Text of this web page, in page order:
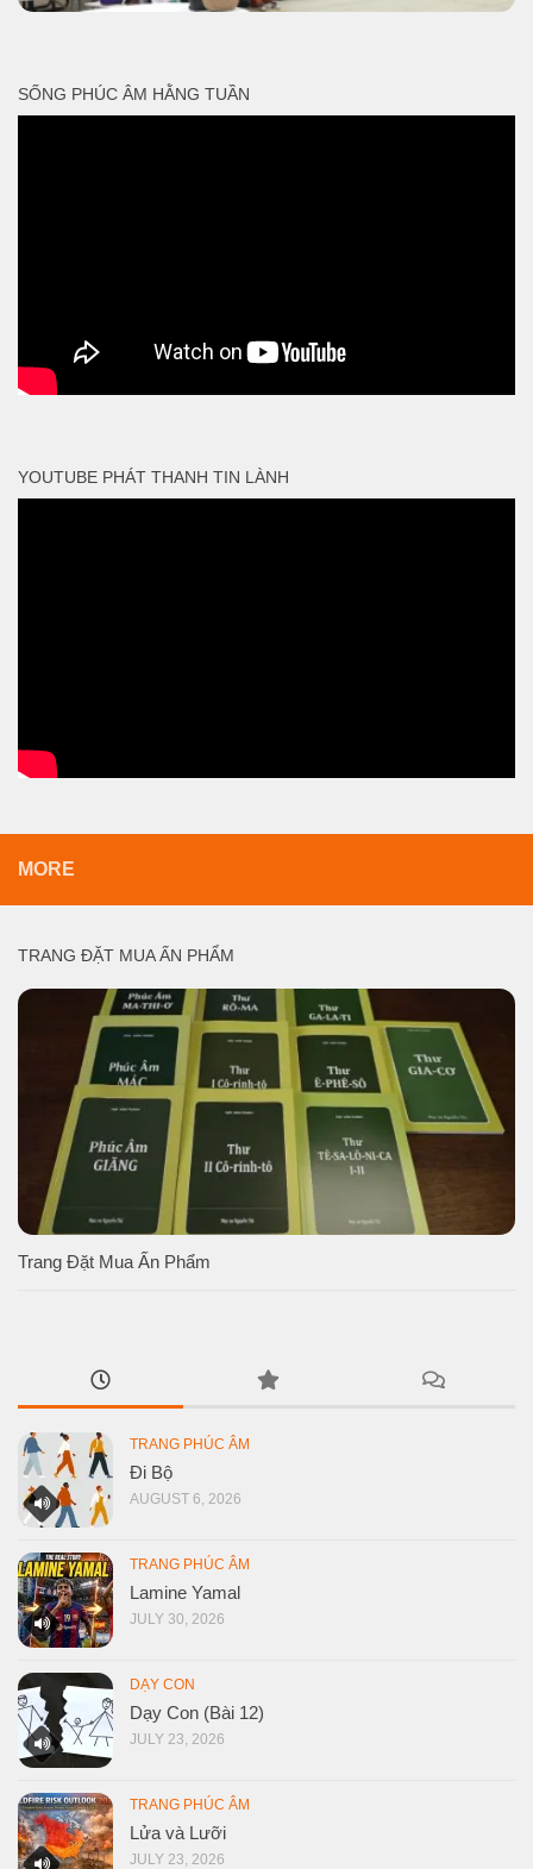
SỐNG PHÚC ÂM HẰNG TUẦN
YOUTUBE PHÁT THANH TIN LÀNH
MORE
TRANG ĐẶT MUA ẤN PHẨM
Trang Đặt Mua Ấn Phẩm
TRANG PHÚC ÂM
Đi Bộ
AUGUST 6, 2026
TRANG PHÚC ÂM
Lamine Yamal
JULY 30, 2026
DẠY CON
Dạy Con (Bài 12)
JULY 23, 2026
TRANG PHÚC ÂM
Lửa và Lưỡi
JULY 23, 2026